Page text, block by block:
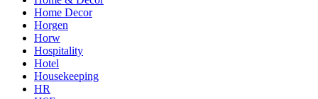
Home Decor
Horgen
Horw
Hospitality
Hotel
Housekeeping
HR